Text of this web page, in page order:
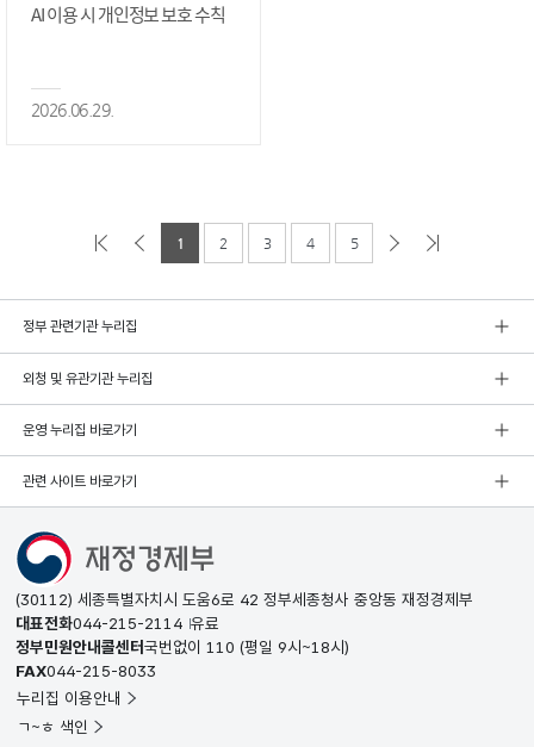
AI 이용 시 개인정보 보호 수칙
2026.06.29.
1 2 3 4 5
정부 관련기관 누리집
외청 및 유관기관 누리집
운영 누리집 바로가기
관련 사이트 바로가기
(30112) 세종특별자치시 도움6로 42 정부세종청사 중앙동 재정경제부
대표전화044-215-2114 유료
정부민원안내콜센터국번없이 110 (평일 9시~18시)
FAX044-215-8033
누리집 이용안내
ㄱ~ㅎ 색인